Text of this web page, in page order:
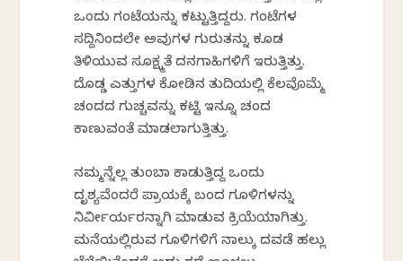
ಒಂದು ಗಂಟೆಯನ್ನು ಕಟ್ಟುತ್ತಿದ್ದರು. ಗಂಟೆಗಳ
ಸದ್ದಿನಿಂದಲೇ ಅವುಗಳ ಗುರುತನ್ನು ಕೂಡ
ತಿಳಿಯುವ ಸೂಕ್ಷ್ಮತೆ ದನಗಾಹಿಗಳಿಗೆ ಇರುತ್ತಿತ್ತು.
ದೊಡ್ಡ ಎತ್ತುಗಳ ಕೋಡಿನ ತುದಿಯಲ್ಲಿ ಕೆಲವೊಮ್ಮೆ
ಚಂದದ ಗುಚ್ಚವನ್ನು ಕಟ್ಟಿ ಇನ್ನೂ ಚಂದ
ಕಾಣುವಂತೆ ಮಾಡಲಾಗುತ್ತಿತ್ತು.
ನಮ್ಮನ್ನೆಲ್ಲ ತುಂಬಾ ಕಾಡುತ್ತಿದ್ದ ಒಂದು
ದೃಶ್ಯವೆಂದರೆ ಪ್ರಾಯಕ್ಕೆ ಬಂದ ಗೂಳಿಗಳನ್ನು
ನಿರ್ವೀರ್ಯರನ್ನಾಗಿ ಮಾಡುವ ಕ್ರಿಯೆಯಾಗಿತ್ತು.
ಮನೆಯಲ್ಲಿರುವ ಗೂಳಿಗಳಿಗೆ ನಾಲ್ಕು ದವಡೆ ಹಲ್ಲು